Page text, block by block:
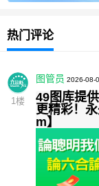
热门评论
1 楼
图管员 2026-08-
49图库提
更精彩！
m】